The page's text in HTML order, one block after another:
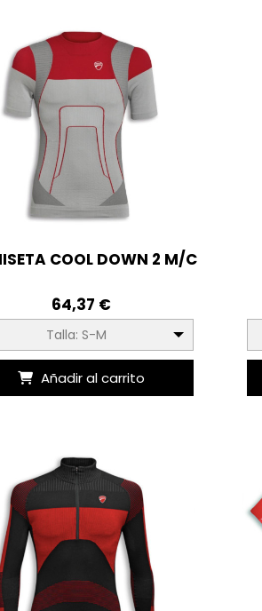
COOL DOWN 2 M/C
64,37 €
Talla: S-M
Añadir al carrito